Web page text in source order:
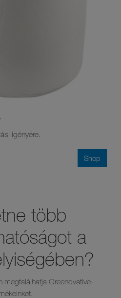
Shop
igényére.
több
a
megtalálhatja Greenovative-